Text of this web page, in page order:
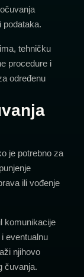
podataka.
tehničku
procedure i
određenu
je potrebno za
ili vođenje
komunikacije
eventualnu
njihovo
čuvanja.